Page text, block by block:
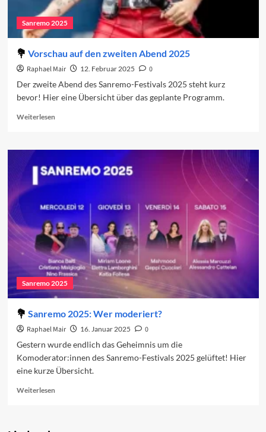
Sanremo 2025
Vorschau auf den zweiten Abend 2025
Raphael Mair 12. Februar 2025
0
Der zweite Abend des Sanremo-Festivals 2025 steht kurz
bevor! Hier eine Übersicht über das geplante Programm.
WeiterlesenRead
Vorschau
den
2025
Sanremo 2025
Sanremo 2025: Wer moderiert?
Raphael Mair 16. Januar 2025
0
Gestern wurde endlich das Geheimnis um die
Komoderator:innen des Sanremo-Festivals 2025 gelüftet! Hier
eine kurze Übersicht.
WeiterlesenRead